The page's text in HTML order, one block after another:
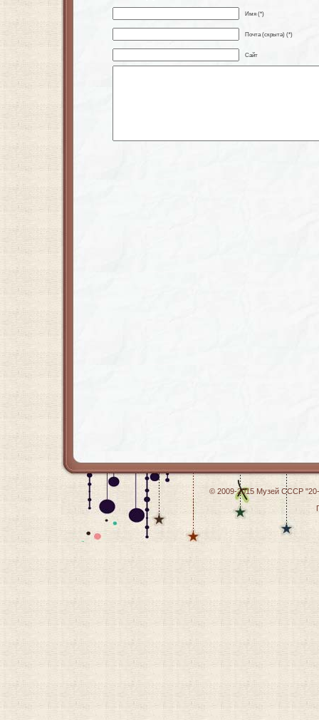
Имя (*)
Почта (скрыта) (*)
Сайт
© 2009-2015 Музей СССР